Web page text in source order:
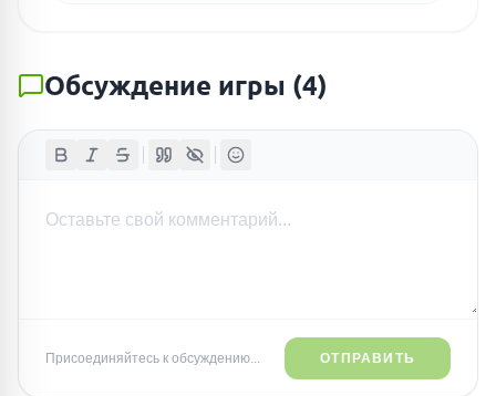
Обсуждение игры (4)
Присоединяйтесь к обсуждению... ОТПРАВИТЬ